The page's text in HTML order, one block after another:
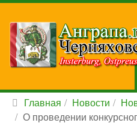
Главная Новости
О проведении